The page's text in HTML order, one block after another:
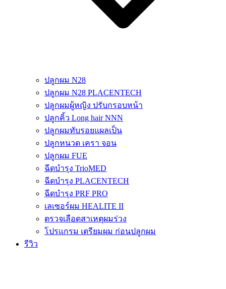
ปลูกผม N28
ปลูกผม N28 PLACENTECH
ปลูกผมผู้หญิง ปรับกรอบหน้า
ปลูกคิ้ว Long hair NNN
ปลูกผมทับรอยแผลเป็น
ปลูกหนวด เครา จอน
ปลูกผม FUE
ฉีดบำรุง TrioMED
ฉีดบำรุง PLACENTECH
ฉีดบำรุง PRF PRO
เลเซอร์ผม HEALITE II
ตรวจเลือดสาเหตุผมร่วง
โปรแกรม เตรียมผม ก่อนปลูกผม
รีวิว